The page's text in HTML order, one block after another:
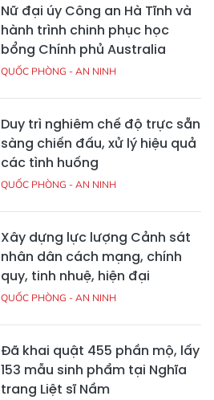
Nữ đại úy Công an Hà Tĩnh và
hành trình chinh phục học
bổng Chính phủ Australia
QUỐC PHÒNG - AN NINH
Duy trì nghiêm chế độ trực sẵn
sàng chiến đấu, xử lý hiệu quả
các tình huống
QUỐC PHÒNG - AN NINH
Xây dựng lực lượng Cảnh sát
nhân dân cách mạng, chính
quy, tinh nhuệ, hiện đại
QUỐC PHÒNG - AN NINH
Đã khai quật 455 phần mộ, lấy
153 mẫu sinh phẩm tại Nghĩa
trang Liệt sĩ Nầm